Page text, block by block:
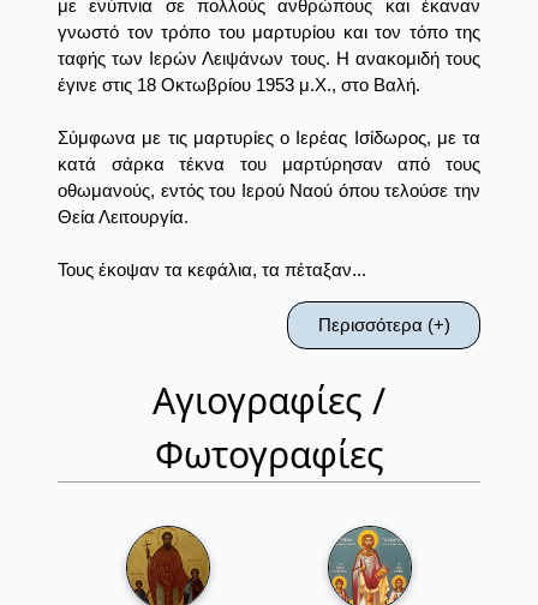
με ενύπνια σε πολλούς ανθρώπους και έκαναν
γνωστό τον τρόπο του μαρτυρίου και τον τόπο της
ταφής των Ιερών Λειψάνων τους. Η ανακομιδή τους
έγινε στις 18 Οκτωβρίου 1953 μ.Χ., στο Βαλή.
Σύμφωνα με τις μαρτυρίες ο Ιερέας Ισίδωρος, με τα
κατά σάρκα τέκνα του μαρτύρησαν από τους
οθωμανούς, εντός του Ιερού Ναού όπου τελούσε την
Θεία Λειτουργία.
Τους έκοψαν τα κεφάλια, τα πέταξαν...
Περισσότερα (+)
Αγιογραφίες /
Φωτογραφίες